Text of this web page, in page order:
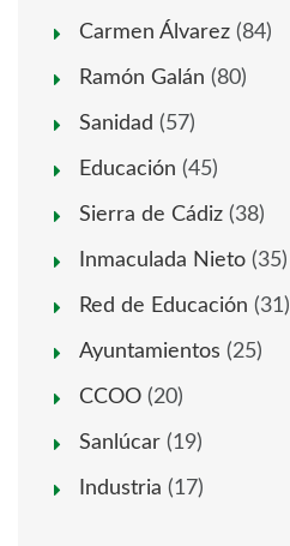
Carmen Álvarez (84)
Ramón Galán (80)
Sanidad (57)
Educación (45)
Sierra de Cádiz (38)
Inmaculada Nieto (35)
Red de Educación (31)
Ayuntamientos (25)
CCOO (20)
Sanlúcar (19)
Industria (17)